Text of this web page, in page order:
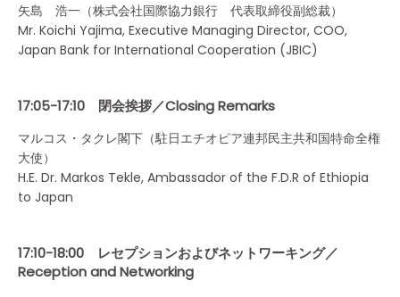
矢島 浩一（株式会社国際協力銀行 代表取締役副総裁）
Mr. Koichi Yajima, Executive Managing Director, COO,
Japan Bank for International Cooperation (JBIC)
17:05-17:10 閉会挨拶／Closing Remarks
マルコス・タクレ閣下（駐日エチオピア連邦民主共和国特命全権
大使）
H.E. Dr. Markos Tekle, Ambassador of the F.D.R of Ethiopia
to Japan
17:10-18:00 レセプションおよびネットワーキング／
Reception and Networking